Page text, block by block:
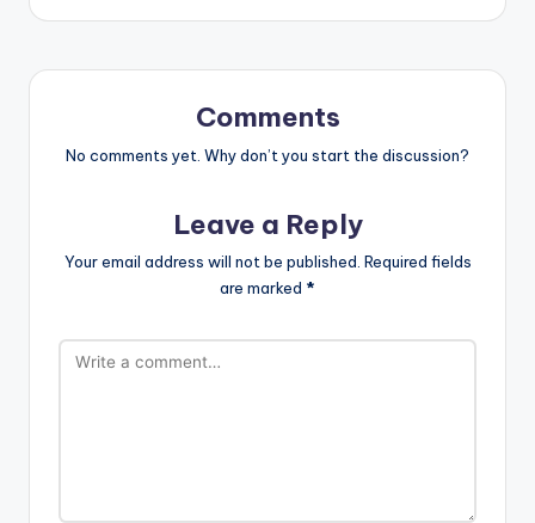
Comments
No comments yet. Why don’t you start the discussion?
Leave a Reply
Your email address will not be published. Required fields
are marked *